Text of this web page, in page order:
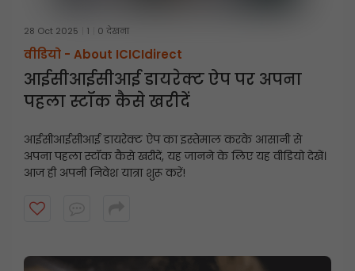
28 Oct 2025 1 0 देखना
वीडियो - About ICICIdirect
आईसीआईसीआई डायरेक्ट ऐप पर अपना
पहला स्टॉक कैसे खरीदें
आईसीआईसीआई डायरेक्ट ऐप का इस्तेमाल करके आसानी से
अपना पहला स्टॉक कैसे खरीदें, यह जानने के लिए यह वीडियो देखें।
आज ही अपनी निवेश यात्रा शुरू करें!